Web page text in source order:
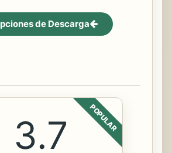
de Descarga
POPULAR
3.7